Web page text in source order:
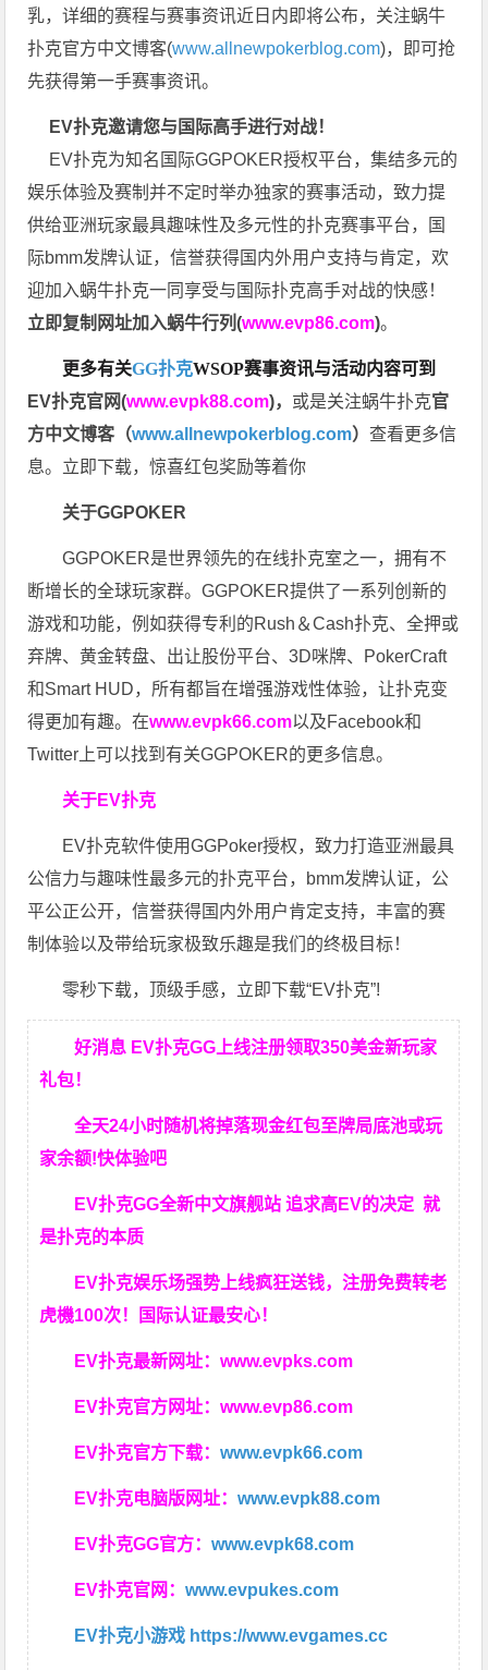
乳，详细的赛程与赛事资讯近日内即将公布，关注蜗牛
扑克官方中文博客(www.allnewpokerblog.com)，即可抢
先获得第一手赛事资讯。
EV扑克邀请您与国际高手进行对战！
EV扑克为知名国际GGPOKER授权平台，集结多元的
娱乐体验及赛制并不定时举办独家的赛事活动，致力提
供给亚洲玩家最具趣味性及多元性的扑克赛事平台，国
际bmm发牌认证，信誉获得国内外用户支持与肯定，欢
迎加入蜗牛扑克一同享受与国际扑克高手对战的快感！
立即复制网址加入蜗牛行列(www.evp86.com)。
更多有关GG扑克WSOP赛事资讯与活动内容可到
EV扑克官网(www.evpk88.com)， 或是关注蜗牛扑克官
方中文博客（www.allnewpokerblog.com）查看更多信
息。立即下载，惊喜红包奖励等着你
关于GGPOKER
GGPOKER是世界领先的在线扑克室之一，拥有不
断增长的全球玩家群。GGPOKER提供了一系列创新的
游戏和功能，例如获得专利的Rush＆Cash扑克、全押或
弃牌、黄金转盘、出让股份平台、3D咪牌、PokerCraft
和Smart HUD，所有都旨在增强游戏性体验，让扑克变
得更加有趣。在www.evpk66.com以及Facebook和
Twitter上可以找到有关GGPOKER的更多信息。
关于EV扑克
EV扑克软件使用GGPoker授权，致力打造亚洲最具
公信力与趣味性最多元的扑克平台，bmm发牌认证，公
平公正公开，信誉获得国内外用户肯定支持，丰富的赛
制体验以及带给玩家极致乐趣是我们的终极目标！
零秒下载，顶级手感，立即下载“EV扑克”!
好消息 EV扑克GG上线注册领取350美金新玩家
礼包！
全天24小时随机将掉落现金红包至牌局底池或玩
家余额!快体验吧
EV扑克GG全新中文旗舰站 追求高EV的决定就
是扑克的本质
EV扑克娱乐场强势上线疯狂送钱，注册免费转老
虎機100次！国际认证最安心！
EV扑克最新网址：www.evpks.com
EV扑克官方网址：www.evp86.com
EV扑克官方下载：www.evpk66.com
EV扑克电脑版网址：www.evpk88.com
EV扑克GG官方：www.evpk68.com
EV扑克官网：www.evpukes.com
EV扑克小游戏 https://www.evgames.cc